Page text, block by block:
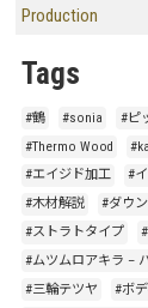
Production
Tags
#鶴 #sonia #ピ
#Thermo Wood
#エイジド加工
#
#木材解説
#ダウ
#ストラトタイプ
#ムツムロアキラ –
#三輪テツヤ
#ボ